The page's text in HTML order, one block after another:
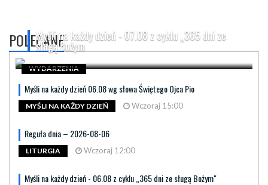
POLECANEMyśli na każdy dzień - 07.08 z cyklu „365 dni ze
sługą Bożym
WYDARZENIA
Myśli na każdy dzień 06.08 wg słowa Świętego Ojca Pio
MYŚLI NA KAŻDY DZIEŃ Wczoraj 15:00
Reguła dnia – 2026-08-06
LITURGIA Wczoraj 12:00
Myśli na każdy dzień - 06.08 z cyklu „365 dni ze sługą Bożym"